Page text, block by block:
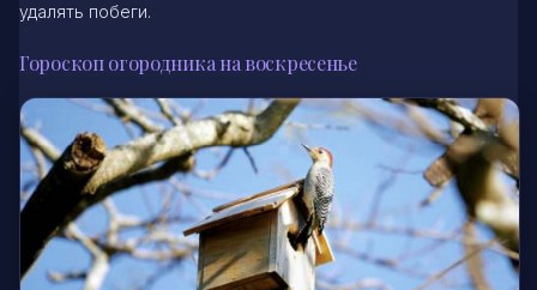
удалять побеги.
Гороскоп огородника на воскресенье